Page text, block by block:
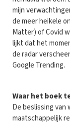
mijn
de meer heikele
Matter) of Covid
lijkt dat het
de radar
Google Trending.
Waar het boek
De beslissing van
maatschappelijk